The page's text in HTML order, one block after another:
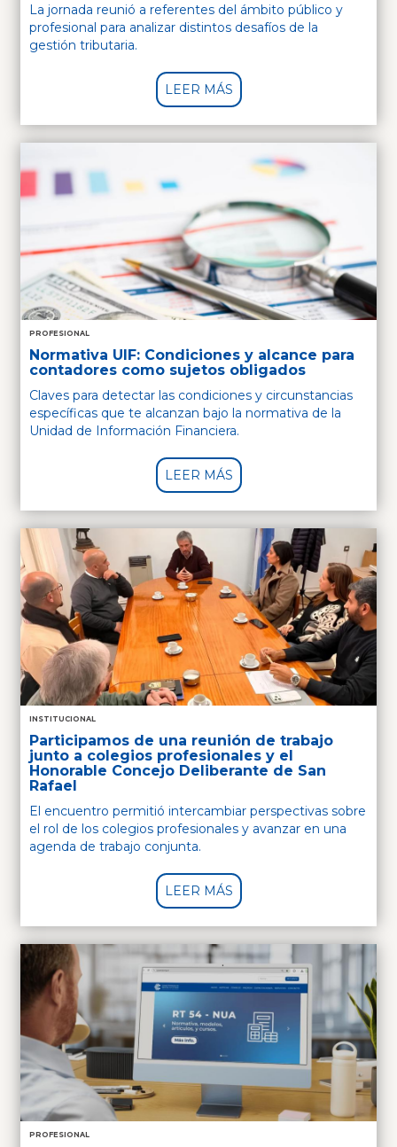
La jornada reunió a referentes del ámbito público y
profesional para analizar distintos desafíos de la
gestión tributaria.
LEER MÁS
PROFESIONAL
Normativa UIF: Condiciones y alcance para
contadores como sujetos obligados
Claves para detectar las condiciones y circunstancias
específicas que te alcanzan bajo la normativa de la
Unidad de Información Financiera.
LEER MÁS
INSTITUCIONAL
Participamos de una reunión de trabajo
junto a colegios profesionales y el
Honorable Concejo Deliberante de San
Rafael
El encuentro permitió intercambiar perspectivas sobre
el rol de los colegios profesionales y avanzar en una
agenda de trabajo conjunta.
LEER MÁS
PROFESIONAL